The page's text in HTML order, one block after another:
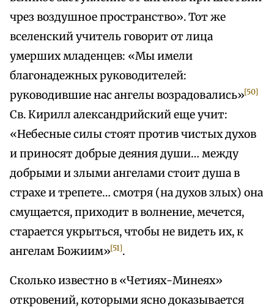
чрез воздушное пространство». Тот же
вселенский учитель говорит от лица
умерших младенцев: «Мы имели
благонадежных руководителей:
руководившие нас ангелы возрадовались»[50]
Св. Кирилл александрийский еще учит:
«Небесные силы стоят против чистых духов
и приносят добрые деяния души… между
добрыми и злыми ангелами стоит душа в
страхе и трепете… смотря (на духов злых) она
смущается, приходит в волнение, мечется,
старается укрыться, чтобы не видеть их, к
ангелам Божиим»[51].
Сколько известно в «Четиях-Минеях»
откровений, которыми ясно доказывается